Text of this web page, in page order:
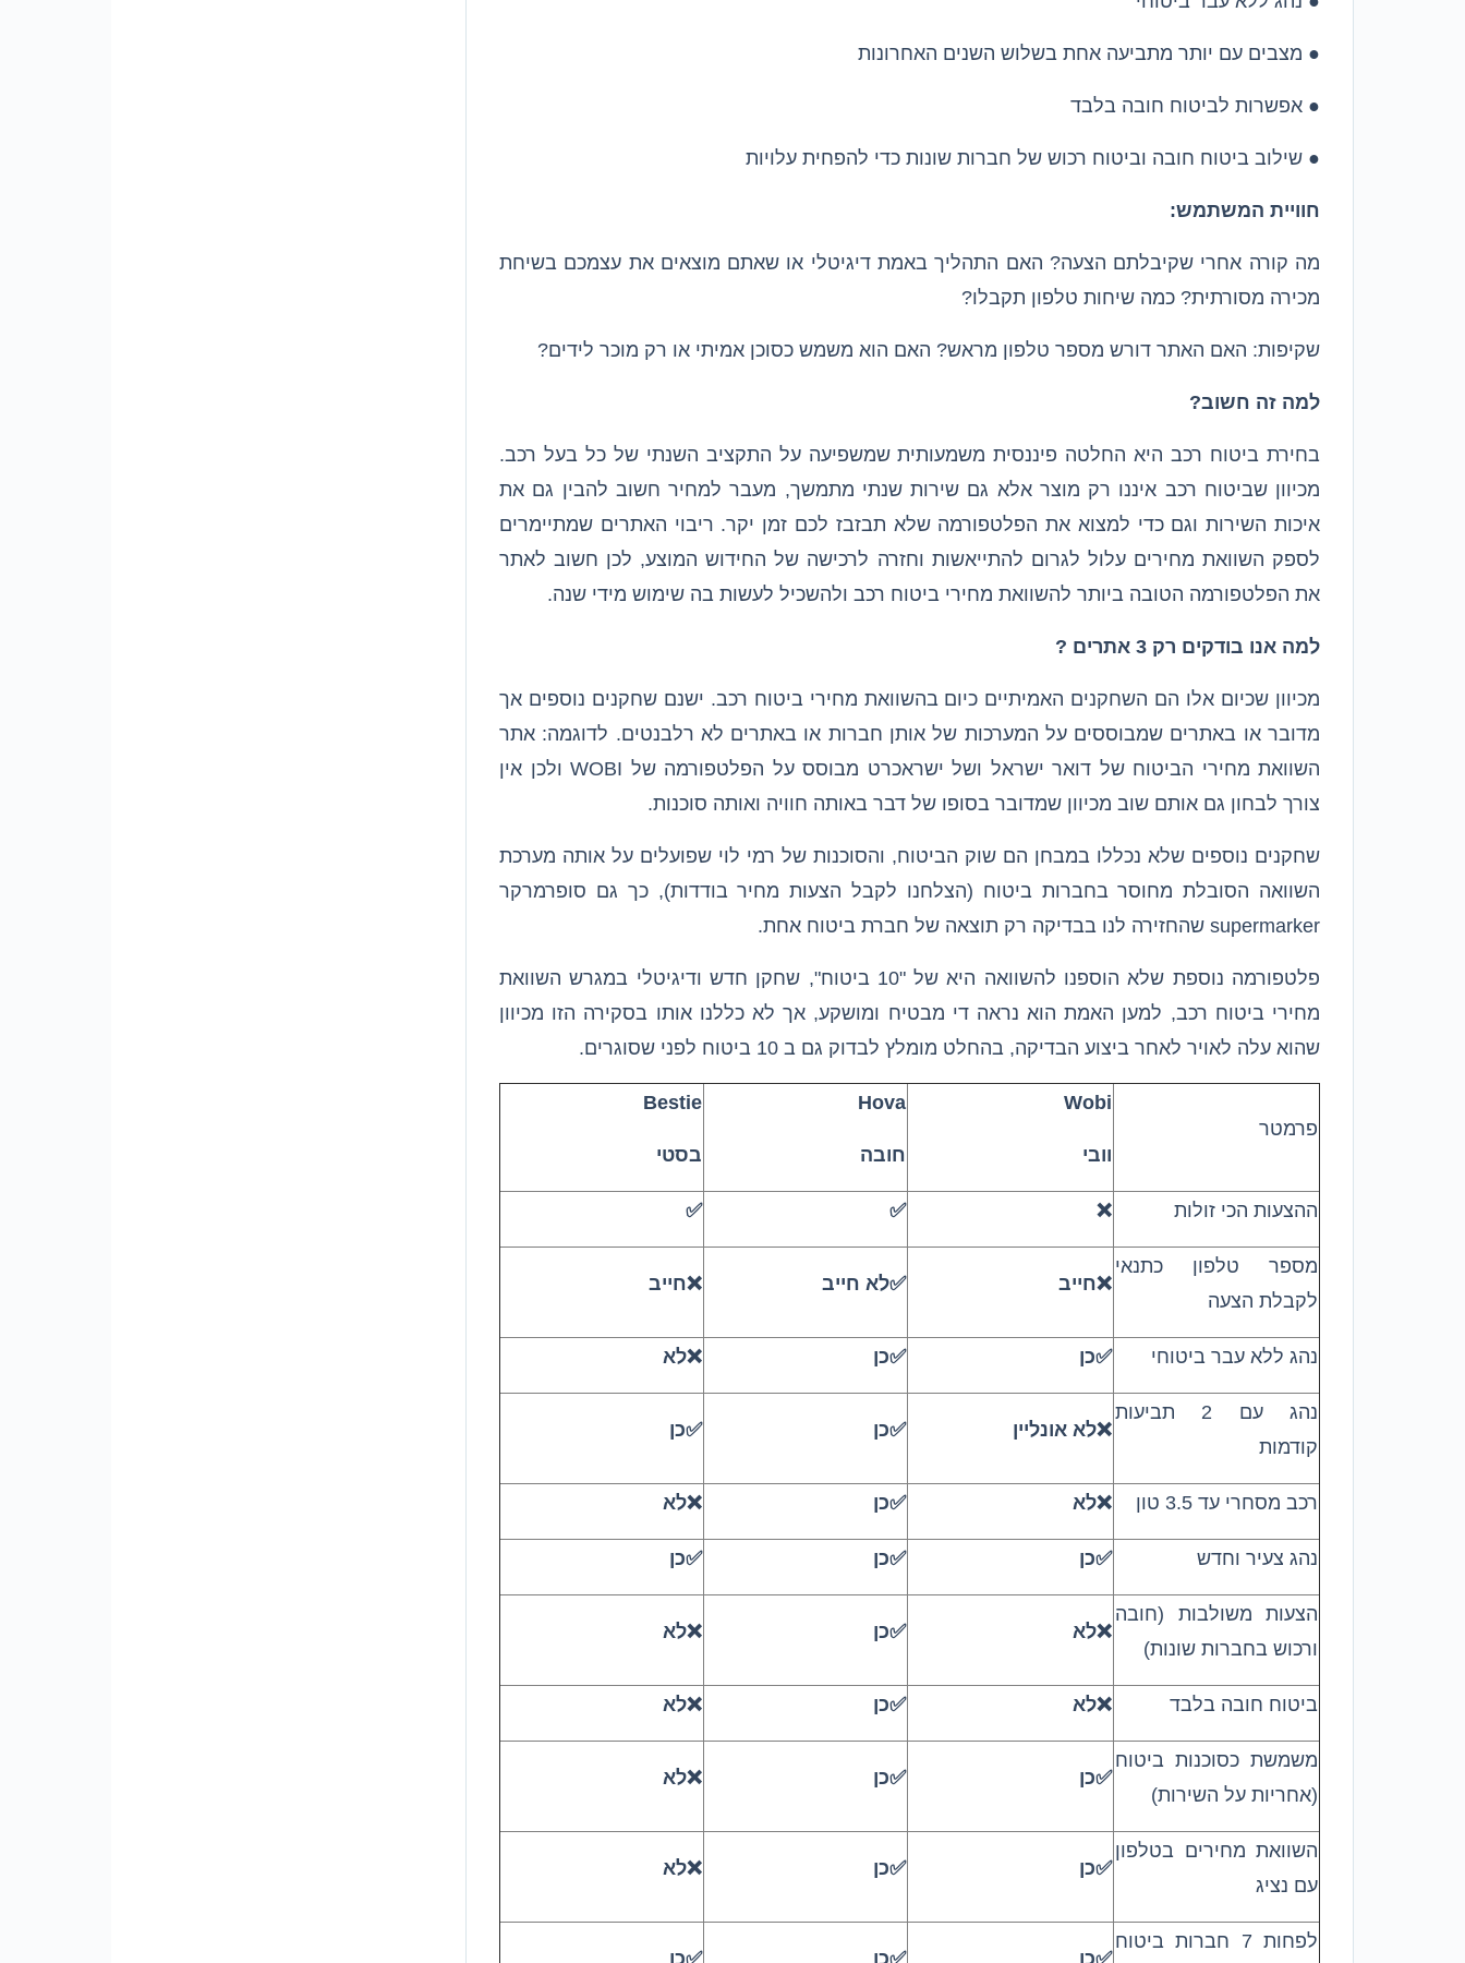
● מצבים עם יותר מתביעה אחת בשלוש השנים האחרונות
● אפשרות לביטוח חובה בלבד
● שילוב ביטוח חובה וביטוח רכוש של חברות שונות כדי להפחית עלויות
חוויית המשתמש:
מה קורה אחרי שקיבלתם הצעה? האם התהליך באמת דיגיטלי או שאתם מוצאים את עצמכם בשיחת
מכירה מסורתית? כמה שיחות טלפון תקבלו?
שקיפות: האם האתר דורש מספר טלפון מראש? האם הוא משמש כסוכן אמיתי או רק מוכר לידים?
למה זה חשוב?
בחירת ביטוח רכב היא החלטה פיננסית משמעותית שמשפיעה על התקציב השנתי של כל בעל רכב.
מכיוון שביטוח רכב איננו רק מוצר אלא גם שירות שנתי מתמשך, מעבר למחיר חשוב להבין גם את
איכות השירות וגם כדי למצוא את הפלטפורמה שלא תבזבז לכם זמן יקר. ריבוי האתרים שמתיימרים
לספק השוואת מחירים עלול לגרום להתייאשות וחזרה לרכישה של החידוש המוצע, לכן חשוב לאתר
את הפלטפורמה הטובה ביותר להשוואת מחירי ביטוח רכב ולהשכיל לעשות בה שימוש מידי שנה.
למה אנו בודקים רק 3 אתרים ?
מכיוון שכיום אלו הם השחקנים האמיתיים כיום בהשוואת מחירי ביטוח רכב. ישנם שחקנים נוספים אך
מדובר או באתרים שמבוססים על המערכות של אותן חברות או באתרים לא רלבנטים. לדוגמה: אתר
השוואת מחירי הביטוח של דואר ישראל ושל ישראכרט מבוסס על הפלטפורמה של WOBI ולכן אין
צורך לבחון גם אותם שוב מכיוון שמדובר בסופו של דבר באותה חוויה ואותה סוכנות.
שחקנים נוספים שלא נכללו במבחן הם שוק הביטוח, והסוכנות של רמי לוי שפועלים על אותה מערכת
השוואה הסובלת מחוסר בחברות ביטוח (הצלחנו לקבל הצעות מחיר בודדות), כך גם סופרמרקר
supermarker שהחזירה לנו בבדיקה רק תוצאה של חברת ביטוח אחת.
פלטפורמה נוספת שלא הוספנו להשוואה היא של "10 ביטוח", שחקן חדש ודיגיטלי במגרש השוואת
מחירי ביטוח רכב, למען האמת הוא נראה די מבטיח ומושקע, אך לא כללנו אותו בסקירה הזו מכיוון
שהוא עלה לאויר לאחר ביצוע הבדיקה, בהחלט מומלץ לבדוק גם ב 10 ביטוח לפני שסוגרים.
פרמטר
Wobi
וובי
Hova
חובה
Bestie
בסטי
ההצעות הכי זולות ❌
✅
✅
מספר טלפון כתנאי
לקבלת הצעה
❌חייב ✅לא חייב ❌חייב
נהג ללא עבר ביטוחי ✅כן ✅כן ❌לא
נהג עם 2 תביעות
קודמות
❌לא אונליין ✅כן ✅כן
רכב מסחרי עד 3.5 טון ❌לא ✅כן ❌לא
נהג צעיר וחדש ✅כן ✅כן ✅כן
הצעות משולבות (חובה
ורכוש בחברות שונות)
❌לא ✅כן ❌לא
ביטוח חובה בלבד ❌לא ✅כן ❌לא
משמשת כסוכנות ביטוח
(אחריות על השירות)
✅כן ✅כן ❌לא
השוואת מחירים בטלפון
עם נציג
✅כן ✅כן ❌לא
לפחות 7 חברות ביטוח